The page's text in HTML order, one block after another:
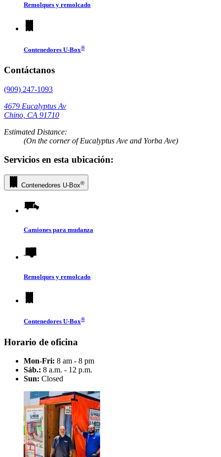
Remolques y remolcado
Contenedores U-Box®
Contáctanos
(909) 247-1093
4679 Eucalyptus Av
Chino, CA 91710
Estimated Distance:
(On the corner of Eucalyptus Ave and Yorba Ave)
Servicios en esta ubicación:
Contenedores U-Box®
Camiones para mudanza
Remolques y remolcado
Contenedores U-Box®
Horario de oficina
Mon-Fri: 8 am - 8 pm
Sáb.: 8 a.m. - 12 p.m.
Sun: Closed